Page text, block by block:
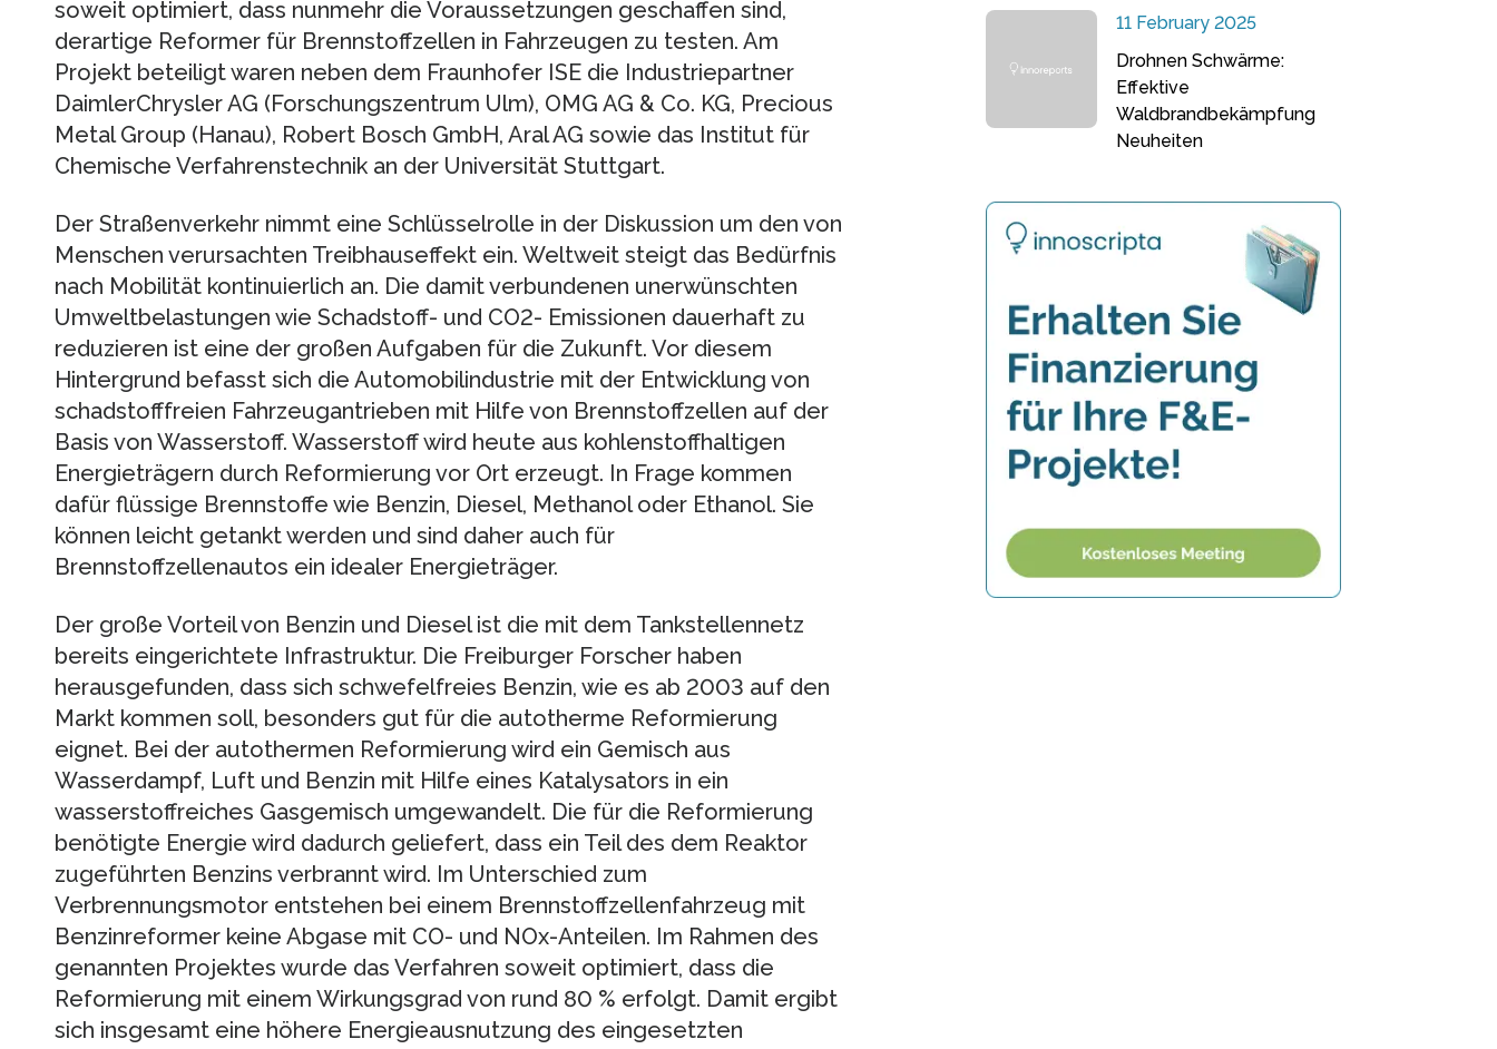
soweit optimiert, dass nunmehr die Voraussetzungen geschaffen sind,
derartige Reformer für Brennstoffzellen in Fahrzeugen zu testen. Am
Projekt beteiligt waren neben dem Fraunhofer ISE die Industriepartner
DaimlerChrysler AG (Forschungszentrum Ulm), OMG AG & Co. KG, Precious
Metal Group (Hanau), Robert Bosch GmbH, Aral AG sowie das Institut für
Chemische Verfahrenstechnik an der Universität Stuttgart.
Der Straßenverkehr nimmt eine Schlüsselrolle in der Diskussion um den von
Menschen verursachten Treibhauseffekt ein. Weltweit steigt das Bedürfnis
nach Mobilität kontinuierlich an. Die damit verbundenen unerwünschten
Umweltbelastungen wie Schadstoff- und CO2- Emissionen dauerhaft zu
reduzieren ist eine der großen Aufgaben für die Zukunft. Vor diesem
Hintergrund befasst sich die Automobilindustrie mit der Entwicklung von
schadstofffreien Fahrzeugantrieben mit Hilfe von Brennstoffzellen auf der
Basis von Wasserstoff. Wasserstoff wird heute aus kohlenstoffhaltigen
Energieträgern durch Reformierung vor Ort erzeugt. In Frage kommen
dafür flüssige Brennstoffe wie Benzin, Diesel, Methanol oder Ethanol. Sie
können leicht getankt werden und sind daher auch für
Brennstoffzellenautos ein idealer Energieträger.
Der große Vorteil von Benzin und Diesel ist die mit dem Tankstellennetz
bereits eingerichtete Infrastruktur. Die Freiburger Forscher haben
herausgefunden, dass sich schwefelfreies Benzin, wie es ab 2003 auf den
Markt kommen soll, besonders gut für die autotherme Reformierung
eignet. Bei der autothermen Reformierung wird ein Gemisch aus
Wasserdampf, Luft und Benzin mit Hilfe eines Katalysators in ein
wasserstoffreiches Gasgemisch umgewandelt. Die für die Reformierung
benötigte Energie wird dadurch geliefert, dass ein Teil des dem Reaktor
zugeführten Benzins verbrannt wird. Im Unterschied zum
Verbrennungsmotor entstehen bei einem Brennstoffzellenfahrzeug mit
Benzinreformer keine Abgase mit CO- und NOx-Anteilen. Im Rahmen des
genannten Projektes wurde das Verfahren soweit optimiert, dass die
Reformierung mit einem Wirkungsgrad von rund 80 % erfolgt. Damit ergibt
sich insgesamt eine höhere Energieausnutzung des eingesetzten
11 February 2025
Drohnen Schwärme:
Effektive
Waldbrandbekämpfung
Neuheiten